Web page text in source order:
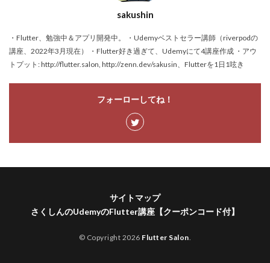
sakushin
・Flutter、勉強中＆アプリ開発中。 ・Udemyベストセラー講師（riverpodの
講座、2022年3月現在） ・Flutter好き過ぎて、Udemyにて4講座作成 ・アウ
トプット: http://flutter.salon, http://zenn.dev/sakusin、Flutterを1日1呟き
フォーローしてね！
サイトマップ
さくしんのUdemyのFlutter講座【クーポンコード付】
© Copyright 2026 Flutter Salon.